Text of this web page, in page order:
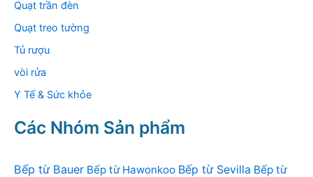
Quạt trần đèn
Quạt treo tường
Tủ rượu
vòi rửa
Y Tế & Sức khỏe
Các Nhóm Sản phẩm
Bếp từ Bauer Bếp từ Hawonkoo Bếp từ Sevilla Bếp từ